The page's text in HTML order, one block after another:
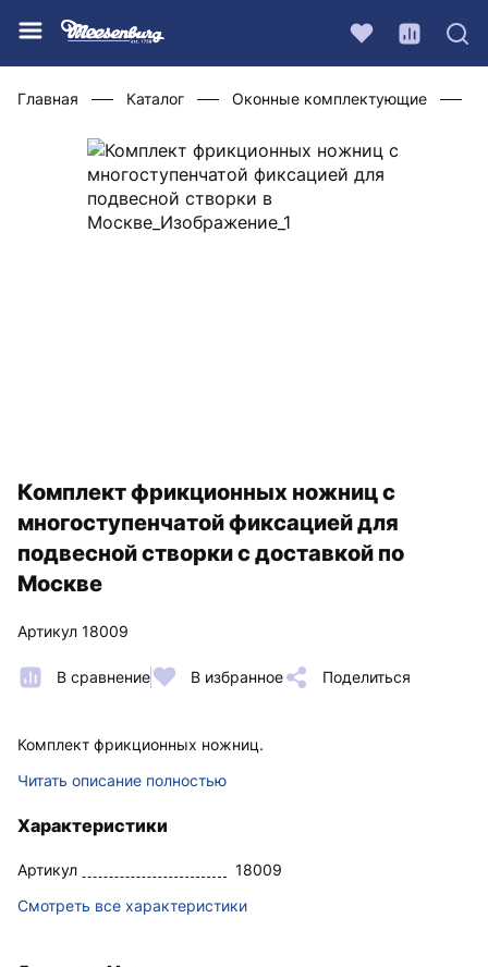
Главная Каталог Оконные комплектующие
Комплект фрикционных ножниц с
многоступенчатой фиксацией для
подвесной створки с доставкой по
Москве
Артикул 18009
В сравнение В избранное Поделиться
Комплект фрикционных ножниц.
Читать описание полностью
Характеристики
Артикул
18009
Смотреть все характеристики